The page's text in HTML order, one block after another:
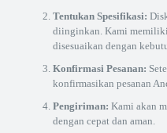
Tentukan Spesifikasi:
diinginkan. Kami
disesuaikan dengan
Konfirmasi Pesanan:
konfirmasikan pesanan
Pengiriman: Kami akan
dengan cepat dan aman.